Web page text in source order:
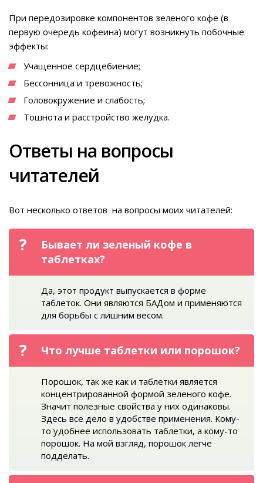
При передозировке компонентов зеленого кофе (в
первую очередь кофеина) могут возникнуть побочные
эффекты:
Учащенное сердцебиение;
Бессонница и тревожность;
Головокружение и слабость;
Тошнота и расстройство желудка.
Ответы на вопросы
читателей
Вот несколько ответов на вопросы моих читателей:
Бывает ли зеленый кофе в
таблетках?
Да, этот продукт выпускается в форме
таблеток. Они являются БАДом и применяются
для борьбы с лишним весом.
Что лучше таблетки или порошок?
Порошок, так же как и таблетки является
концентрированной формой зеленого кофе.
Значит полезные свойства у них одинаковы.
Здесь все дело в удобстве применения. Кому-
то удобнее использовать таблетки, а кому-то
порошок. На мой взгляд, порошок легче
подделать.